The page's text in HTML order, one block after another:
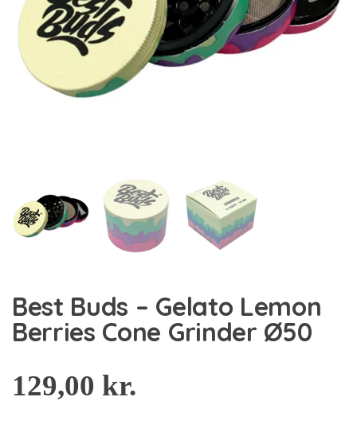
Best Buds – Gelato Lemon
Berries Cone Grinder Ø50
129,00 kr.